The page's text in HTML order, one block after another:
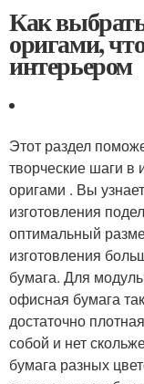
Как
оригами,
интерьером
Этот раздел
творческие шаги в
оригами . Вы
изготовления
оптимальный
изготовления
бумага. Для
офисная бумага
достаточно
собой и нет
бумага разных